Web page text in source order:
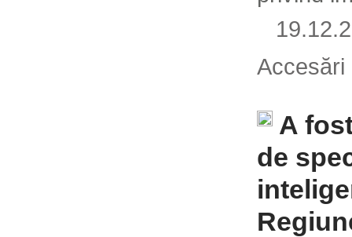
Accesări
A
de